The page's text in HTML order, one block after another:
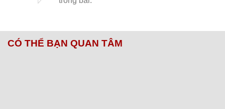
CÓ THỂ BẠN QUAN TÂM